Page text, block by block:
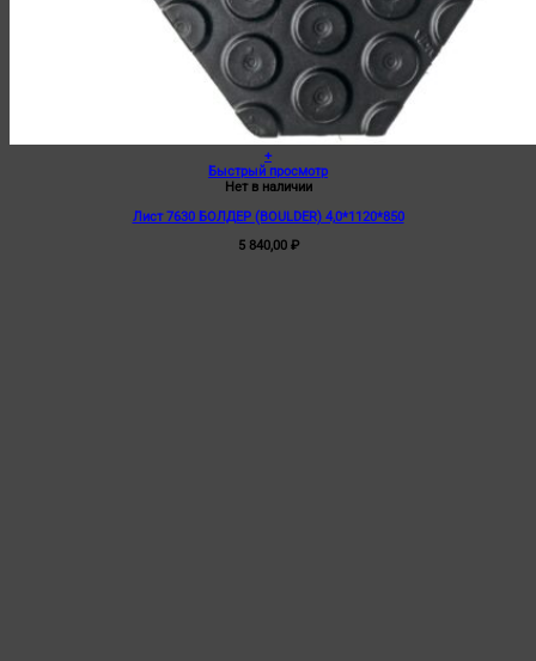
+
Быстрый просмотр
Нет в наличии
Лист 7630 БОЛДЕР (BOULDER) 4,0*1120*850
5 840,00 ₽